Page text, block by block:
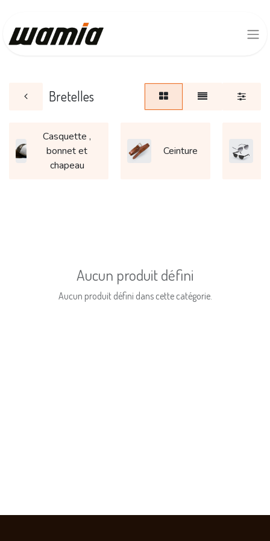
Bretelles
Casquette ,
bonnet et
chapeau
Ceinture
Aucun produit défini
Aucun produit défini dans cette catégorie.